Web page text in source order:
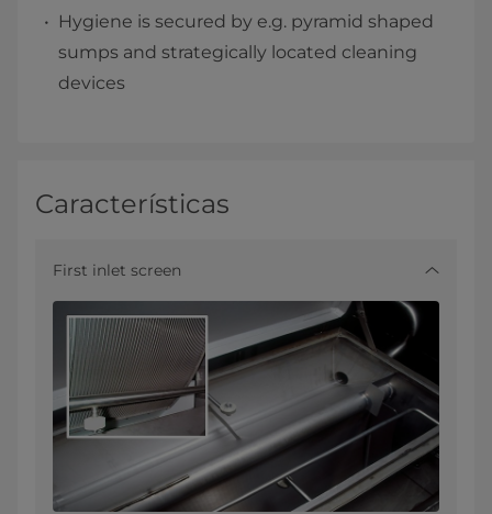
Hygiene is secured by e.g. pyramid shaped
sumps and strategically located cleaning
devices
Características
First inlet screen